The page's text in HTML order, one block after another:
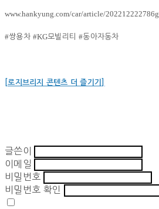
www.hankyung.com/car/article/202212222786g
#쌍용차#KG모빌리티#동아자동차
[로지브리지 콘텐츠 더 즐기기]
글쓴이
이메일
비밀번호
비밀번호 확인